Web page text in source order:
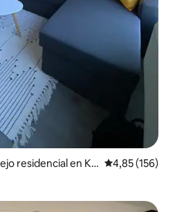
residencial en Ke Calificación
4,85 (156)